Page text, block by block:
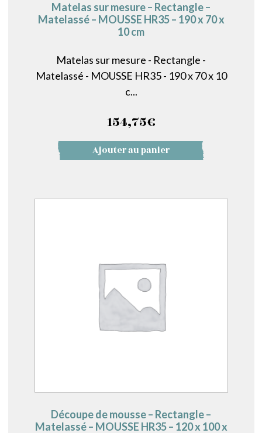
Matelas sur mesure – Rectangle –
Matelassé – MOUSSE HR35 – 190 x 70 x
10 cm
Matelas sur mesure - Rectangle -
Matelassé - MOUSSE HR35 - 190 x 70 x 10
c...
154,75€
Ajouter au panier
Découpe de mousse – Rectangle –
Matelassé – MOUSSE HR35 – 120 x 100 x